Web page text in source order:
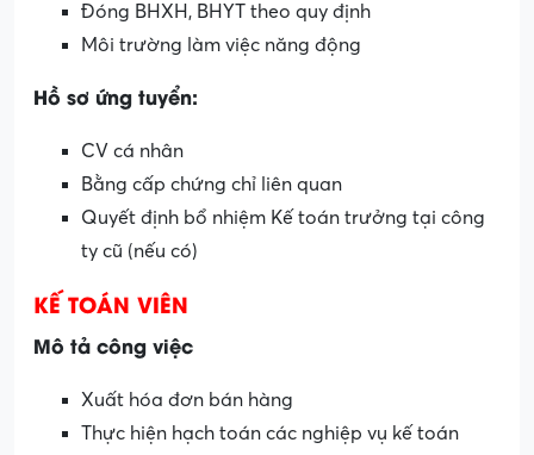
Đóng BHXH, BHYT theo quy định
Môi trường làm việc năng động
Hồ sơ ứng tuyển:
CV cá nhân
Bằng cấp chứng chỉ liên quan
Quyết định bổ nhiệm Kế toán trưởng tại công
ty cũ (nếu có)
KẾ TOÁN VIÊN
Mô tả công việc
Xuất hóa đơn bán hàng
Thực hiện hạch toán các nghiệp vụ kế toán